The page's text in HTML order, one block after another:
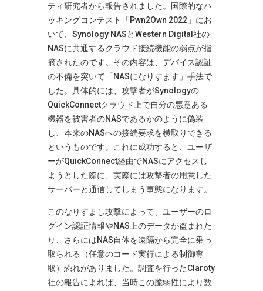
ティ研究者から報告されました。国際的なハ
ッキングコンテスト「Pwn2Own 2022」にお
いて、Synology NASとWestern Digital社の
NASに共通するクラウド接続機能の弱点が指
摘されたのです。その内容は、デバイス認証
の不備を突いて「NASになりすます」手法で
した。具体的には、攻撃者がSynologyの
QuickConnectクラウド上で自分の悪意ある
機器を被害者のNASであるかのように偽装
し、本来のNASへの接続要求を横取りできる
というものです​。これに成功すると、ユーザ
ーがQuickConnect経由でNASにアクセスし
ようとした際に、実際には攻撃者の用意した
サーバーと通信してしまう事態になります。
このなりすまし攻撃によって、ユーザーのロ
グイン認証情報やNAS上のデータが盗まれた
り、さらにはNAS自体を遠隔から完全に乗っ
取られる（任意のコード実行による制御奪
取）恐れがありました​ 。調査を行ったClaroty
社の報告によれば、当時この脆弱性により数